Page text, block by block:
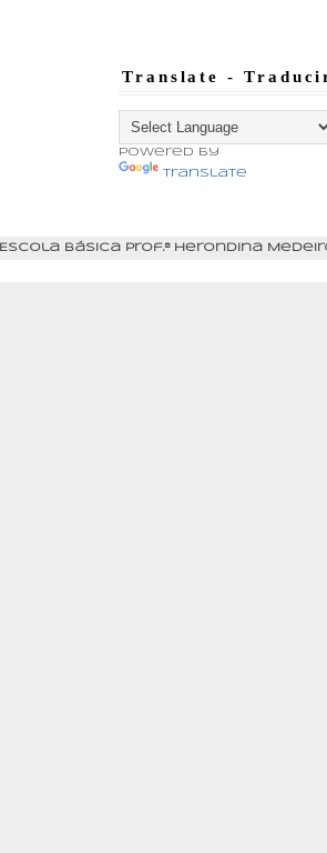
Translate -
Powered by
Translate
Escola Básica Prof.ª Herondina